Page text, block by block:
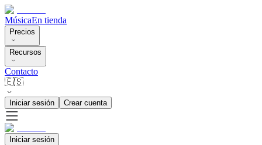
MúsicaEn tienda
Precios
Recursos
Contacto
🇪🇸
Iniciar sesión Crear cuenta
Iniciar sesión